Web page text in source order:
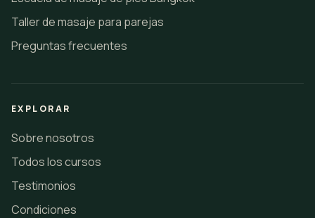
Taller de masaje para parejas
Preguntas frecuentes
EXPLORAR
Sobre nosotros
Todos los cursos
Testimonios
Condiciones